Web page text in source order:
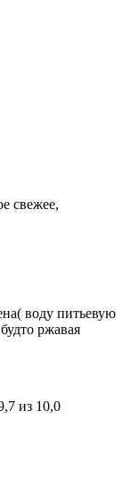
свежее,
воду питьевую
ржавая
из 10,0